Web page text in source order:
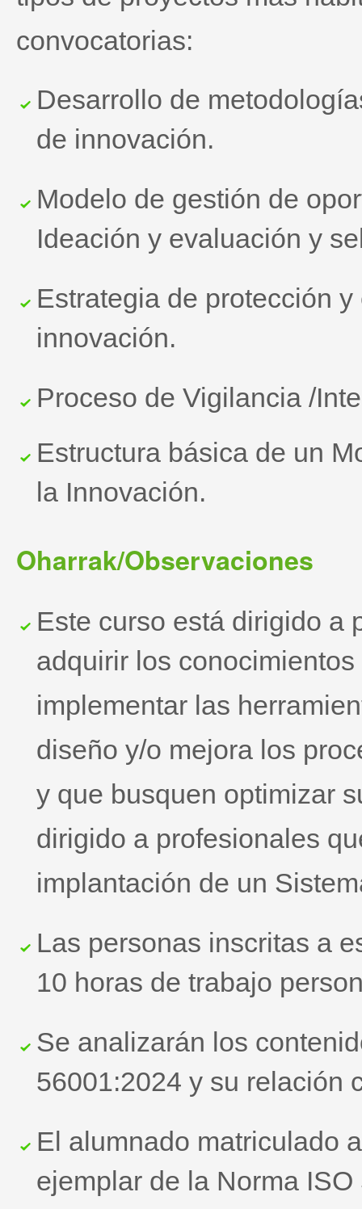
convocatorias:
Desarrollo de
de innovación.
Modelo de gestión de
Ideación y evaluación y
Estrategia de protección
innovación.
Proceso de Vigilancia /
Estructura básica de un
la Innovación.
Oharrak/Observaciones
Este curso está dirigido a
adquirir los
implementar las
diseño y/o mejora los
y que busquen optimizar
dirigido a profesionales
implantación de un
Las personas inscritas a
10 horas de trabajo
Se analizarán los
56001:2024 y su relación
El alumnado matriculado
ejemplar de la Norma